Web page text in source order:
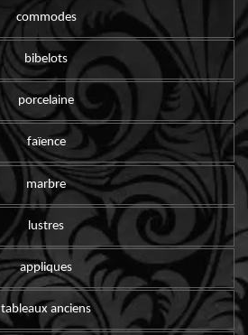
commodes
bibelots
porcelaine
faïence
marbre
lustres
appliques
tableaux anciens